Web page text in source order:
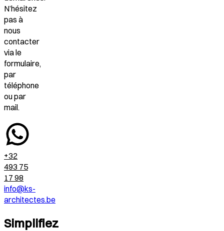
N’hésitez
pas à
nous
contacter
via le
formulaire,
par
téléphone
ou par
mail.
+32
493 75
17 98
info@ks-
architectes.be
Simplifiez